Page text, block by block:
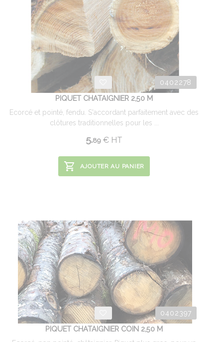
0402278
PIQUET CHATAIGNIER 2,50 M
Ecorcé et pointé, fendu. S'accordant parfaitement avec des
clôtures traditionnelles pour les ...
5.89 € HT
AJOUTER AU PANIER
0402397
PIQUET CHATAIGNIER COIN 2,50 M